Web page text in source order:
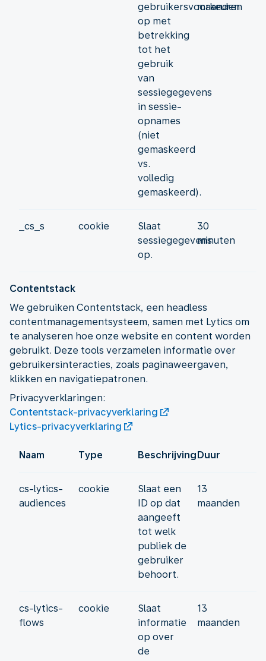
gebruikersvoorkeuren
op met
betrekking
tot het
gebruik
van
sessiegegevens
in sessie-
opnames
(niet
gemaskeerd
vs.
volledig
gemaskeerd).
maanden
_cs_s cookie
Slaat
sessiegegevens
op.
30
minuten
Contentstack
We gebruiken Contentstack, een headless
contentmanagementsysteem, samen met Lytics om
te analyseren hoe onze website en content worden
gebruikt. Deze tools verzamelen informatie over
gebruikersinteracties, zoals paginaweergaven,
klikken en navigatiepatronen.
Contentstack-privacyverklaring
Lytics-privacyverklaring
Naam Type BeschrijvingDuur
cs-lytics-
audiences
cookie
Slaat een
ID op dat
aangeeft
tot welk
publiek de
gebruiker
behoort.
13
maanden
cs-lytics-
flows
cookie
Slaat
informatie
op over
de
13
maanden